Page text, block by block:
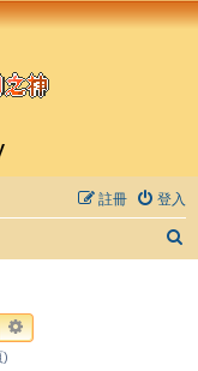
登入
註冊
尋 進階搜尋
)